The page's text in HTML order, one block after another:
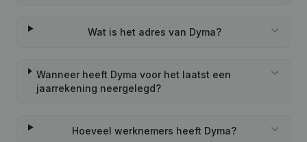
Wat is het adres van Dyma?
Wanneer heeft Dyma voor het laatst een
jaarrekening neergelegd?
Hoeveel werknemers heeft Dyma?